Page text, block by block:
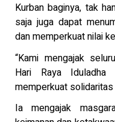
Kurban baginya, tak
saja juga dapat
dan memperkuat nilai
“Kami mengajak
Hari Raya
memperkuat solidaritas
Ia mengajak